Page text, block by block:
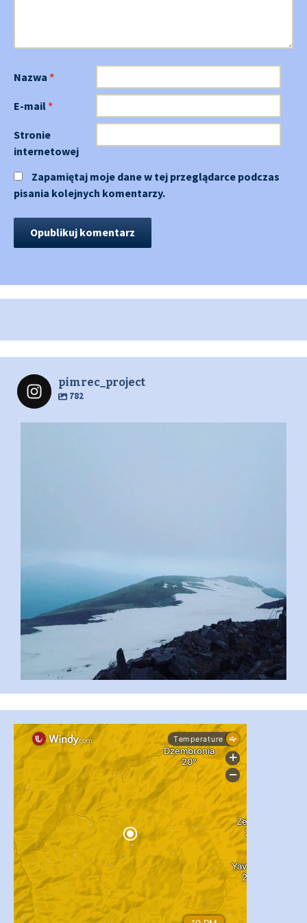
Nazwa *
E-mail*
Stronie
internetowej
Zapamiętaj moje dane w tej przeglądarce podczas
pisania kolejnych komentarzy.
pimrec_project
782
...
pimrec_project